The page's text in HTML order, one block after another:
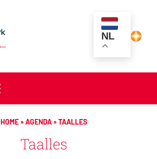
NL
HOME»AGENDA»TAALLES
Taalles